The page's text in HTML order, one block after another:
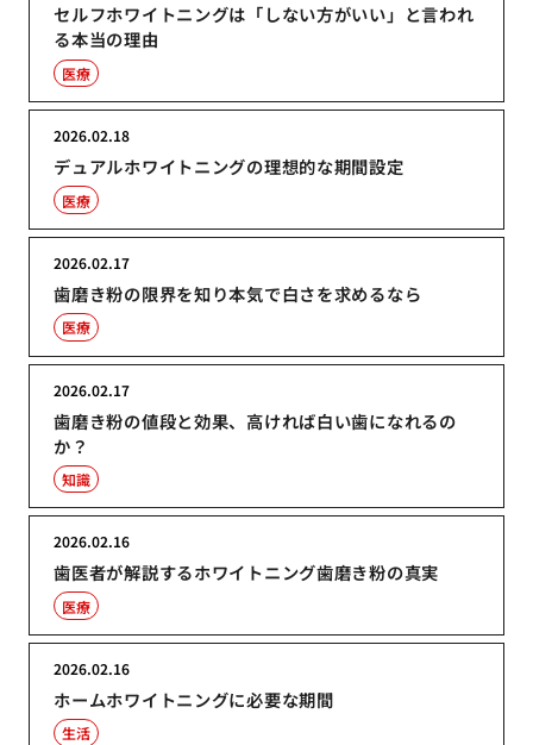
セルフホワイトニングは「しない方がいい」と言われ
る本当の理由
医療
デュアルホワイトニングの理想的な期間設定
2026.02.18
医療
歯磨き粉の限界を知り本気で白さを求めるなら
2026.02.17
医療
歯磨き粉の値段と効果、高ければ白い歯になれるの
か？
2026.02.17
知識
歯医者が解説するホワイトニング歯磨き粉の真実
2026.02.16
医療
ホームホワイトニングに必要な期間
2026.02.16
生活